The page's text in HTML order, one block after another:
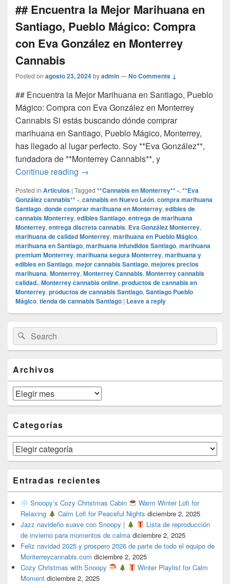
## Encuentra la Mejor Marihuana en
Santiago, Pueblo Mágico: Compra
con Eva González en Monterrey
Cannabis
Posted on agosto 23, 2024byadmin—No Comments ↓
## Encuentra la Mejor Marihuana en Santiago, Pueblo
Mágico: Compra con Eva González en Monterrey
Cannabis Si estás buscando dónde comprar
marihuana en Santiago, Pueblo Mágico, Monterrey,
has llegado al lugar perfecto. Soy **Eva González**,
fundadora de **Monterrey Cannabis**, y
Continue reading ## Encuentra la Mejor Marihuana en
→
Posted in Articulos | Tagged **Cannabis en Monterrey** -, **Eva
González cannabis** -, cannabis en Nuevo León, compra marihuana
Santiago, donde comprar marihuana en Monterrey, edibles de
cannabis Monterrey, edibles Santiago, entrega de marihuana
Monterrey, entrega discreta cannabis, Eva González Monterrey,
marihuana de calidad Monterrey, marihuana en Pueblo Mágico,
marihuana en Santiago, marihuana infundidos Santiago, marihuana
premium Monterrey, marihuana segura Monterrey, marihuana y
edibles en Santiago, mejor cannabis Santiago, mejores precios
marihuana, Monterrey, Monterrey Cannabis, Monterrey cannabis
calidad., Monterrey cannabis online, productos de cannabis en
Monterrey, productos de cannabis Santiago, Santiago Pueblo
Mágico, tienda de cannabis Santiago | Leave a reply
Primary
Sidebar
Widget
Area
Search
for:
Search
Archivos
Archivos
Categorías
Categorías
Entradas recientes
Snoopy’s Cozy Christmas Cabin
Warm Winter Lofi for
Relaxing
Calm Lofi for Peaceful Nights diciembre 2, 2025
Jazz navideño suave con Snoopy |
Lista de reproducción
de invierno para momentos de calma diciembre 2, 2025
Feliz navidad 2025 y prospero 2026 de parte de todo el equipo de
Monterreycannabis.com diciembre 2, 2025
Cozy Christmas with Snoopy
Winter Playlist for Calm
Moment diciembre 2, 2025